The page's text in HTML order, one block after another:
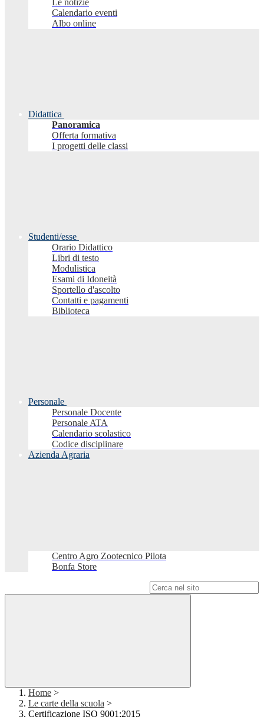
Le notizie
Calendario eventi
Albo online
Didattica
Panoramica
Offerta formativa
I progetti delle classi
Studenti/esse
Orario Didattico
Libri di testo
Modulistica
Esami di Idoneità
Sportello d'ascolto
Contatti e pagamenti
Biblioteca
Personale
Personale Docente
Personale ATA
Calendario scolastico
Codice disciplinare
Azienda Agraria
Centro Agro Zootecnico Pilota
Bonfa Store
Home >
Le carte della scuola >
Certificazione ISO 9001:2015